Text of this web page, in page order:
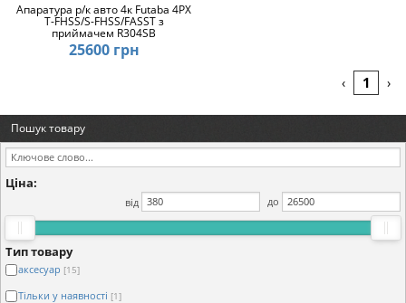
Апаратура р/к авто 4к Futaba 4PX
T-FHSS/S-FHSS/FASST з
приймачем R304SB
25600 грн
‹ 1 ›
Пошук товару
Ціна:
від до
Тип товару
аксесуар [15]
Тільки у наявності [1]